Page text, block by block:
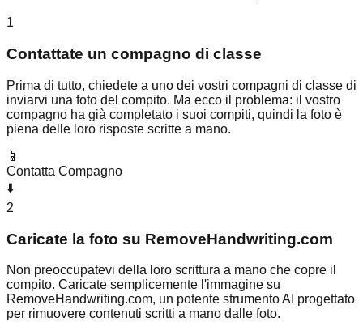
1
Contattate un compagno di classe
Prima di tutto, chiedete a uno dei vostri compagni di classe di
inviarvi una foto del compito. Ma ecco il problema: il vostro
compagno ha già completato i suoi compiti, quindi la foto è
piena delle loro risposte scritte a mano.
📱
Contatta Compagno
⬇️
2
Caricate la foto su RemoveHandwriting.com
Non preoccupatevi della loro scrittura a mano che copre il
compito. Caricate semplicemente l'immagine su
RemoveHandwriting.com, un potente strumento AI progettato
per rimuovere contenuti scritti a mano dalle foto.